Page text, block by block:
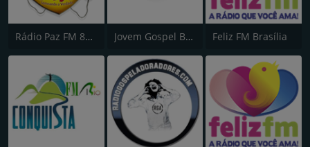
Rádio Paz FM 89.5 Jovem Gospel Brasil Feliz FM Brasília